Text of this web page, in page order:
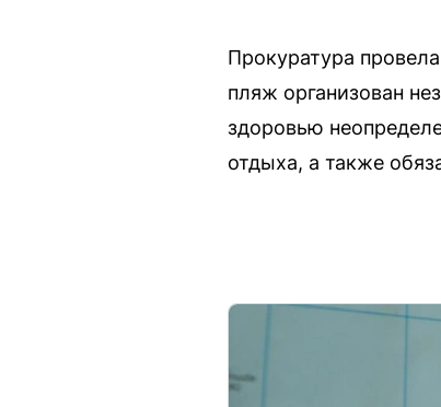
Прокуратура
пляж организован
здоровью
отдыха, а также